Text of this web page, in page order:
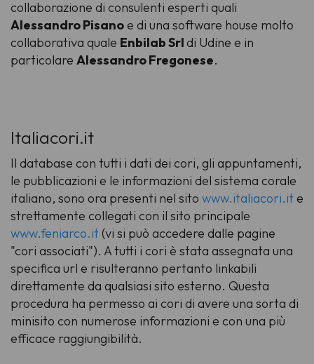
collaborazione di consulenti esperti quali
Alessandro Pisanoe di una software house molto
collaborativa quale Enbilab Srldi Udine e in
particolare Alessandro Fregonese.
Italiacori.it
Il database con tutti i dati dei cori, gli appuntamenti,
le pubblicazioni e le informazioni del sistema corale
italiano, sono ora presenti nel sito www.italiacori.it e
strettamente collegati con il sito principale
www.feniarco.it (vi si può accedere dalle pagine
"cori associati"). A tutti i cori è stata assegnata una
specifica url e risulteranno pertanto linkabili
direttamente da qualsiasi sito esterno. Questa
procedura ha permesso ai cori di avere una sorta di
minisito con numerose informazioni e con una più
efficace raggiungibilità.